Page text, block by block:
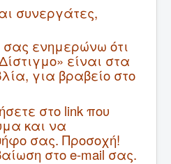
συνεργάτες,
ενημερώνω ότι
είναι στα
για βραβείο στο
στο link που
και να
σας. Προσοχή!
στο e-mail σας.